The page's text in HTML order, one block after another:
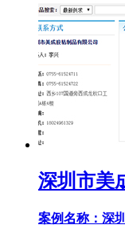
深圳市美
案例名称：深